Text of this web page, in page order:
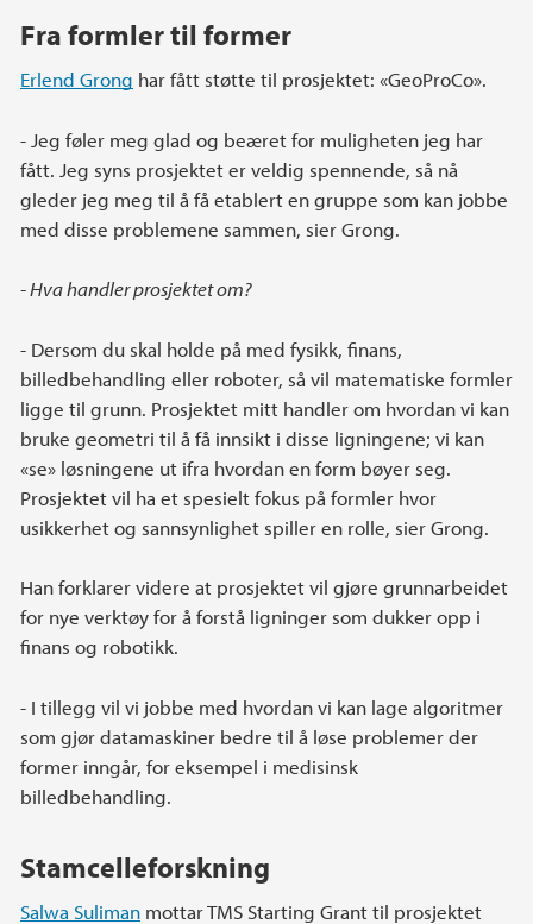
Fra formler til former
Erlend Grong har fått støtte til prosjektet: «GeoProCo».
- Jeg føler meg glad og beæret for muligheten jeg har
fått. Jeg syns prosjektet er veldig spennende, så nå
gleder jeg meg til å få etablert en gruppe som kan jobbe
med disse problemene sammen, sier Grong.
- Hva handler prosjektet om?
- Dersom du skal holde på med fysikk, finans,
billedbehandling eller roboter, så vil matematiske formler
ligge til grunn. Prosjektet mitt handler om hvordan vi kan
bruke geometri til å få innsikt i disse ligningene; vi kan
«se» løsningene ut ifra hvordan en form bøyer seg.
Prosjektet vil ha et spesielt fokus på formler hvor
usikkerhet og sannsynlighet spiller en rolle, sier Grong.
Han forklarer videre at prosjektet vil gjøre grunnarbeidet
for nye verktøy for å forstå ligninger som dukker opp i
finans og robotikk.
- I tillegg vil vi jobbe med hvordan vi kan lage algoritmer
som gjør datamaskiner bedre til å løse problemer der
former inngår, for eksempel i medisinsk
billedbehandling.
Stamcelleforskning
Salwa Suliman mottar TMS Starting Grant til prosjektet